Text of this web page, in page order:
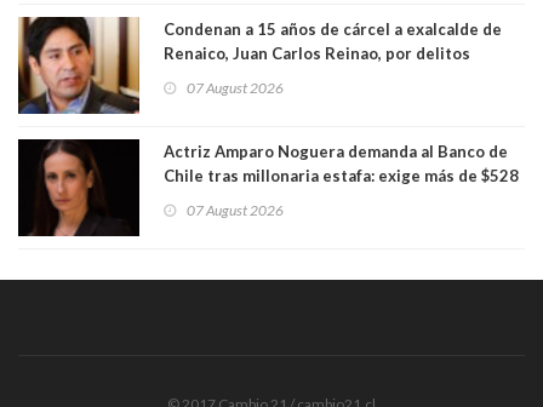
Condenan a 15 años de cárcel a exalcalde de
Renaico, Juan Carlos Reinao, por delitos
07 August 2026
Actriz Amparo Noguera demanda al Banco de
Chile tras millonaria estafa: exige más de $528
07 August 2026